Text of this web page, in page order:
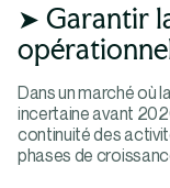
➤ Garantir
Dans un marché où
incertaine avant
continuité des
phases de